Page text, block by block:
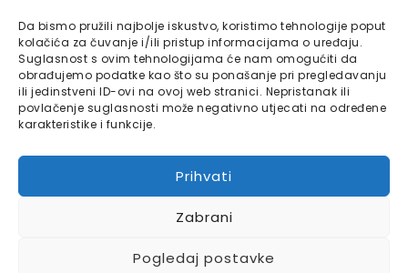
Da bismo pružili najbolje iskustvo, koristimo tehnologije poput
kolačića za čuvanje i/ili pristup informacijama o uređaju.
Suglasnost s ovim tehnologijama će nam omogućiti da
obrađujemo podatke kao što su ponašanje pri pregledavanju
ili jedinstveni ID-ovi na ovoj web stranici. Nepristanak ili
povlačenje suglasnosti može negativno utjecati na određene
karakteristike i funkcije.
Prihvati
Zabrani
Pogledaj postavke
Bajtbox
Linkovi
Kontaktirajte nas
Impressum
Bajtbox koristi
usluge.